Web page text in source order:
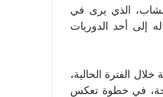
الشاب، الذي يرى في
إلى أحد الدوريات
الفترة الحالية،
في خطوة تعكس